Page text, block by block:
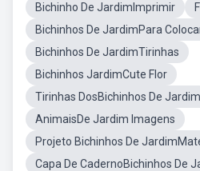
Bichinho De JardimImprimir
Bichinhos De JardimPara
Bichinhos De JardimTirinhas
Bichinhos JardimCute Flor
Tirinhas DosBichinhos De Jardim
AnimaisDe Jardim Imagens
Projeto Bichinhos De
Capa De CadernoBichinhos De